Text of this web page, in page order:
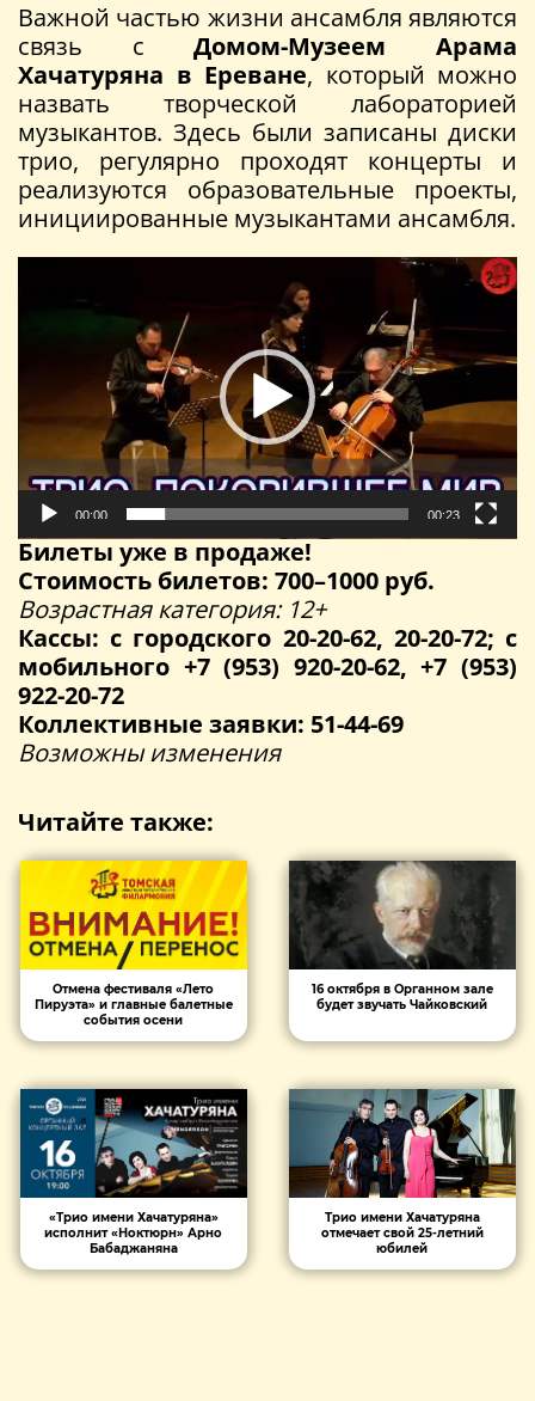
Важной частью жизни ансамбля являются
связь сДомом-Музеем Арама
Хачатуряна в Ереване, который можно
назвать творческой лабораторией
музыкантов. Здесь были записаны диски
трио, регулярно проходят концерты и
реализуются образовательные проекты,
инициированные музыкантами ансамбля.
00:00 00:23
Билеты уже в продаже!
Стоимость билетов: 700–1000 руб.
Возрастная категория: 12+
Кассы: с городского 20-20-62, 20-20-72; с
мобильного +7 (953) 920-20-62, +7 (953)
922-20-72
Коллективные заявки: 51-44-69
Возможны изменения
Читайте также:
Отмена фестиваля «Лето
Пируэта» и главные балетные
события осени
16 октября в Органном зале
будет звучать Чайковский
«Трио имени Хачатуряна»
исполнит «Ноктюрн» Арно
Бабаджаняна
Трио имени Хачатуряна
отмечает свой 25‑летний
юбилей